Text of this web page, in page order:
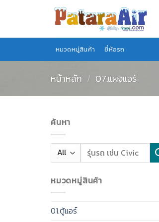
หมวดหมู่สินค้า ยี่ห้อรถ
หน้าหลัก / 07.แผงแอร์
ค้นหา
หมวดหมู่สินค้า
01.ตู้แอร์